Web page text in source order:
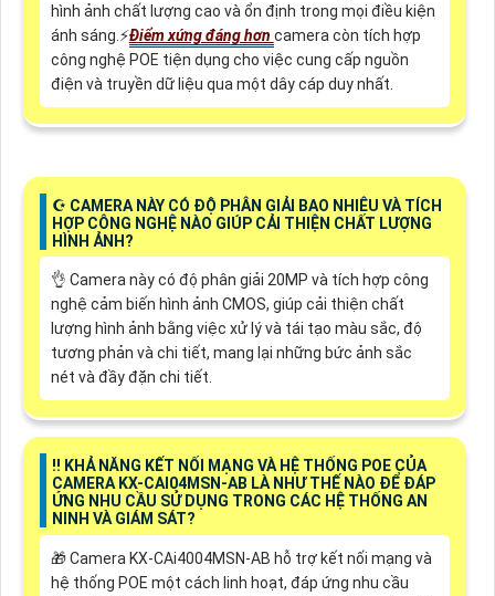
hình ảnh chất lượng cao và ổn định trong mọi điều kiện
ánh sáng.️⚡Điểm xứng đáng hơn camera còn tích hợp
công nghệ POE tiện dụng cho việc cung cấp nguồn
điện và truyền dữ liệu qua một dây cáp duy nhất.
☪ CAMERA NÀY CÓ ĐỘ PHÂN GIẢI BAO NHIÊU VÀ TÍCH
HỢP CÔNG NGHỆ NÀO GIÚP CẢI THIỆN CHẤT LƯỢNG
HÌNH ẢNH?
👌 Camera này có độ phân giải 20MP và tích hợp công
nghệ cảm biến hình ảnh CMOS, giúp cải thiện chất
lượng hình ảnh bằng việc xử lý và tái tạo màu sắc, độ
tương phản và chi tiết, mang lại những bức ảnh sắc
nét và đầy đặn chi tiết.
‼️ KHẢ NĂNG KẾT NỐI MẠNG VÀ HỆ THỐNG POE CỦA
CAMERA KX-CAI04MSN-AB LÀ NHƯ THẾ NÀO ĐỂ ĐÁP
ỨNG NHU CẦU SỬ DỤNG TRONG CÁC HỆ THỐNG AN
NINH VÀ GIÁM SÁT?
🎁 Camera KX-CAi4004MSN-AB hỗ trợ kết nối mạng và
hệ thống POE một cách linh hoạt, đáp ứng nhu cầu